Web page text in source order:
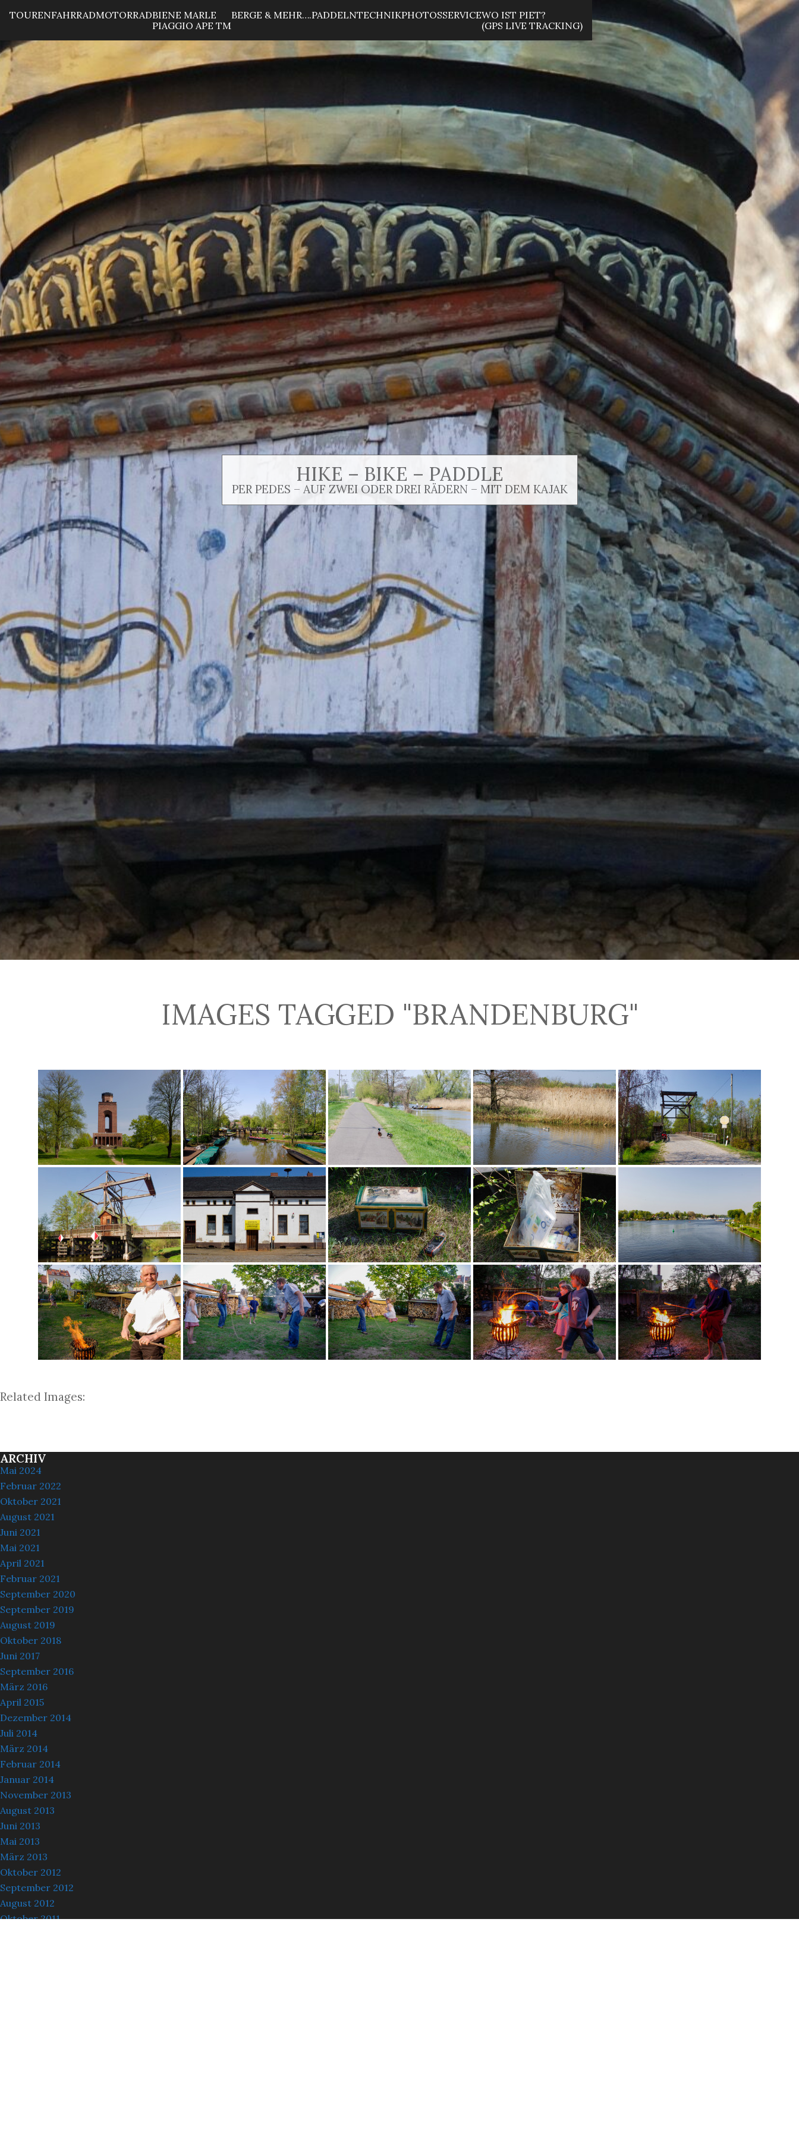
TOURENFAHRRADMOTORRADBIENE MARLE
PIAGGIO APE TM
BERGE & MEHR….PADDELNTECHNIKPHOTOSSERVICEWO IST PIET?
(GPS LIVE TRACKING)
HIKE – BIKE – PADDLE
PER PEDES – AUF ZWEI ODER DREI RÄDERN – MIT DEM KAJAK
IMAGES TAGGED "BRANDENBURG"
Related Images:
ARCHIV
Mai 2024
Februar 2022
Oktober 2021
August 2021
Juni 2021
Mai 2021
April 2021
Februar 2021
September 2020
September 2019
August 2019
Oktober 2018
Juni 2017
September 2016
März 2016
April 2015
Dezember 2014
Juli 2014
März 2014
Februar 2014
Januar 2014
November 2013
August 2013
Juni 2013
Mai 2013
März 2013
Oktober 2012
September 2012
August 2012
Oktober 2011